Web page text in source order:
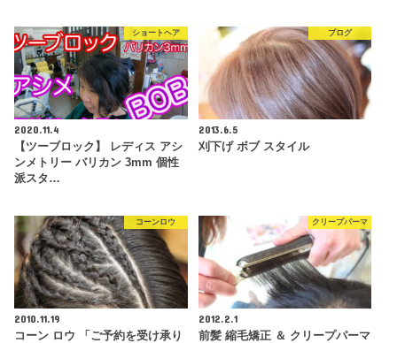
ショートヘア
2020.11.4
【ツーブロック】 レディス アシ
ンメトリー バリカン 3mm 個性
派スタ…
ブログ
2013.6.5
刈下げ ボブ スタイル
コーンロウ
2010.11.19
コーン ロウ 「ご予約を受け承り
クリープパーマ
2012.2.1
前髪 縮毛矯正 ＆ クリープパーマ